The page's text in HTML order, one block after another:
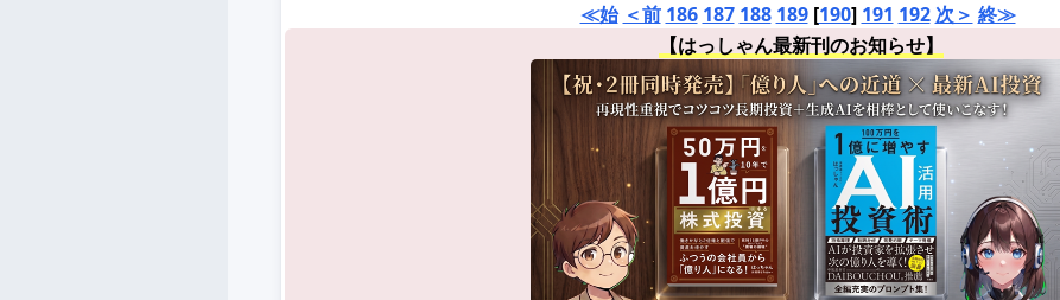
≪始 ＜前 186 187 188 189[190] 191 192 次＞ 終≫
【はっしゃん最新刊のお知らせ】